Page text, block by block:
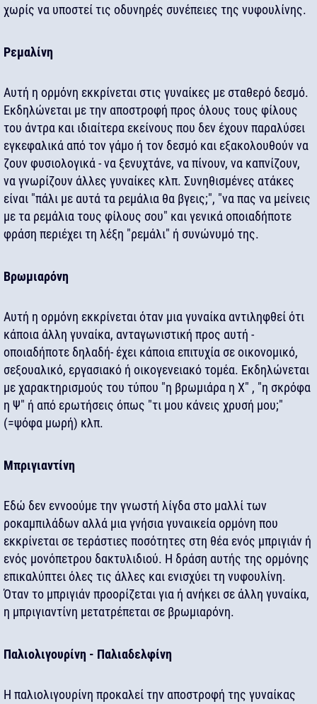
χωρίς να υποστεί τις οδυνηρές συνέπειες της νυφουλίνης.
Ρεμαλίνη
Αυτή η ορμόνη εκκρίνεται στις γυναίκες με σταθερό δεσμό.
Εκδηλώνεται με την αποστροφή προς όλους τους φίλους
του άντρα και ιδιαίτερα εκείνους που δεν έχουν παραλύσει
εγκεφαλικά από τον γάμο ή τον δεσμό και εξακολουθούν να
ζουν φυσιολογικά - να ξενυχτάνε, να πίνουν, να καπνίζουν,
να γνωρίζουν άλλες γυναίκες κλπ. Συνηθισμένες ατάκες
είναι "πάλι με αυτά τα ρεμάλια θα βγεις;", "να πας να μείνεις
με τα ρεμάλια τους φίλους σου" και γενικά οποιαδήποτε
φράση περιέχει τη λέξη "ρεμάλι" ή συνώνυμό της.
Βρωμιαρόνη
Αυτή η ορμόνη εκκρίνεται όταν μια γυναίκα αντιληφθεί ότι
κάποια άλλη γυναίκα, ανταγωνιστική προς αυτή -
oποιαδήποτε δηλαδή- έχει κάποια επιτυχία σε οικονομικό,
σεξουαλικό, εργασιακό ή οικογενειακό τομέα. Εκδηλώνεται
με χαρακτηρισμούς του τύπου "η βρωμιάρα η Χ" , "η σκρόφα
η Ψ" ή από ερωτήσεις όπως "τι μου κάνεις χρυσή μου;"
(=ψόφα μωρή) κλπ.
Μπριγιαντίνη
Εδώ δεν εννοούμε την γνωστή λίγδα στο μαλλί των
ροκαμπιλάδων αλλά μια γνήσια γυναικεία ορμόνη που
εκκρίνεται σε τεράστιες ποσότητες στη θέα ενός μπριγιάν ή
ενός μονόπετρου δακτυλιδιού. Η δράση αυτής της ορμόνης
επικαλύπτει όλες τις άλλες και ενισχύει τη νυφουλίνη.
Όταν το μπριγιάν προορίζεται για ή ανήκει σε άλλη γυναίκα,
η μπριγιαντίνη μετατρέπεται σε βρωμιαρόνη.
Παλιολιγουρίνη - Παλιαδελφίνη
Η παλιολιγουρίνη προκαλεί την αποστροφή της γυναίκας